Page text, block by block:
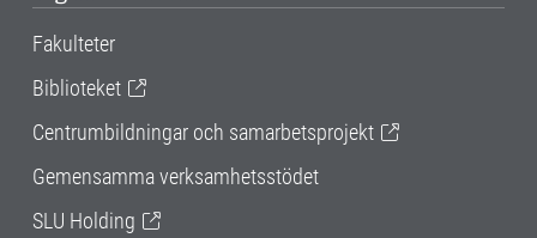
Fakulteter
Biblioteket
Centrumbildningar och samarbetsprojekt
Gemensamma verksamhetsstödet
SLU Holding